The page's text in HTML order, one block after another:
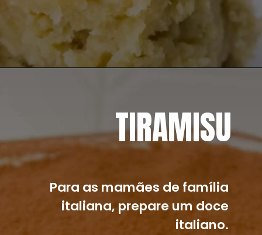
TIRAMISU
Para as mamães de família
italiana, prepare um doce
italiano.